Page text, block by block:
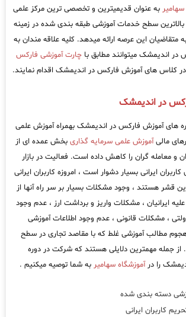
به عنوان قدیمیترین و تخصصی ترین مرکز علمی
بالاترین سطح خدمات آموزشی طبقه بندی شده در زمینه
متقاضیان این عرصه ارائه میدهد. کلیه علاقه مندان به
اندیمشک میتوانند مطابق با چارت آموزشی فارکس
کلاس های آموزش فارکس در اندیمشک اقدام نمایند.
در اندیمشک
های آموزش فارکس در اندیمشک بهمراه آموزش علمی
مالیآموزش علمی سرمایه گذاری بخش عمده ای از
و معامله گران را کاهش داده است. فعالیت در بازار
ایرانی بسیار دشوار است ، امروزه کاربران ایرانی
قشر هستند ، وجود مشکلات بسیار بر سر راه آنها از
علیه ایرانیان ، مشکلات واریز و برداشت ارز ، عدم وجود
، مشکلات قانونی ، عدم وجود اطلاعات آموزشی
مطالب آموزشی غلط که با مقاصد تجاری در سطح
از جمله مهمترین دلایلی هستند که شرکت در دوره
را درآموزشگاه سهامیر به شما توصیه میکنیم .
دسته بندی شده
کاربران ایرانی